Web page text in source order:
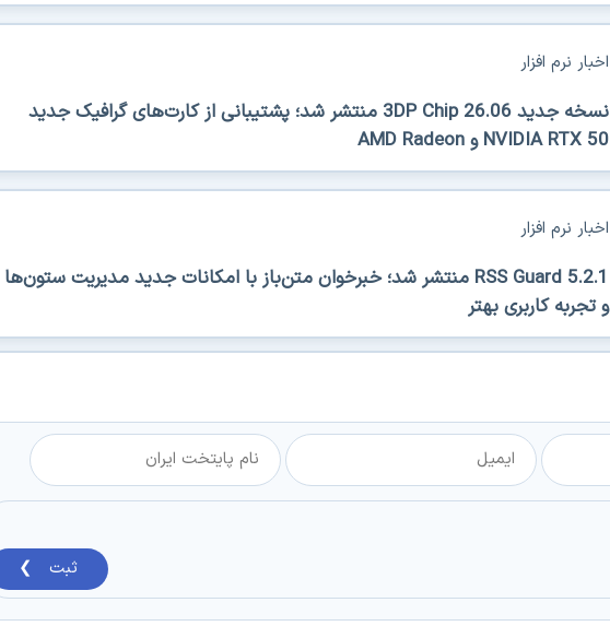
نسخه جدید 3DP Chip 26.06 منتشر شد؛ پشتیبانی از کارت‌های گرافیک جدید
NVIDIA RTX 50 و AMD Radeon
اخبار نرم افزار
RSS Guard 5.2.1 منتشر شد؛ خبرخوان متن‌باز با امکانات جدید مدیریت ستون‌ها
و تجربه کاربری بهتر
اخبار نرم افزار
ثبت ❯